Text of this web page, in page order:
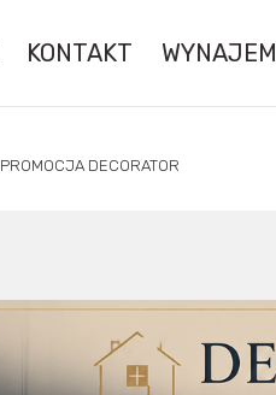
KONTAKT WYNAJEM
PROMOCJA DECORATOR